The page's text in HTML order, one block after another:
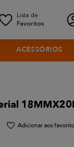
ACESSÓRIOS